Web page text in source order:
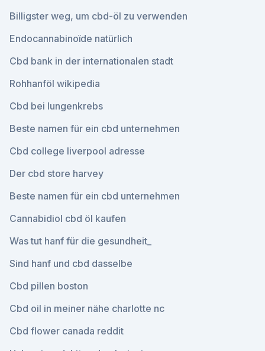
Billigster weg, um cbd-öl zu verwenden
Endocannabinoïde natürlich
Cbd bank in der internationalen stadt
Rohhanföl wikipedia
Cbd bei lungenkrebs
Beste namen für ein cbd unternehmen
Cbd college liverpool adresse
Der cbd store harvey
Beste namen für ein cbd unternehmen
Cannabidiol cbd öl kaufen
Was tut hanf für die gesundheit_
Sind hanf und cbd dasselbe
Cbd pillen boston
Cbd oil in meiner nähe charlotte nc
Cbd flower canada reddit